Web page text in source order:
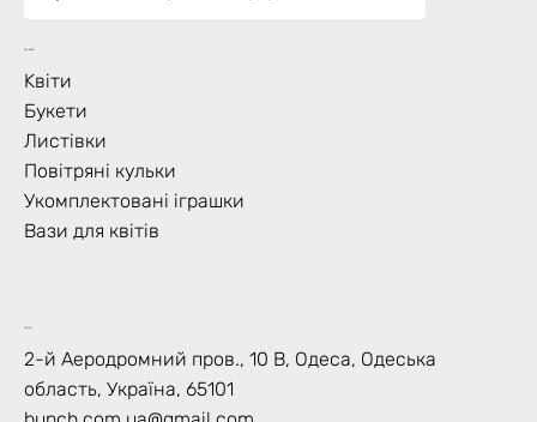
Що Цвіте?
Kвіти
Букети
Листівки
Повітряні кульки
Укомплектовані іграшки
Вази для квітів
Контакт
2-й Аеродромний пров., 10 В, Одеса, Одеська
область, Україна, 65101